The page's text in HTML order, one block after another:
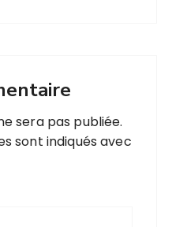
sera pas publiée.
sont indiqués avec